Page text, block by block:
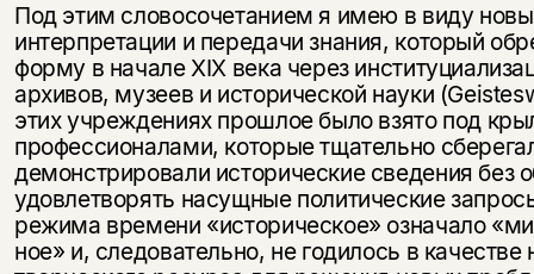
Под этим словосочетанием я имею в виду
интерпре­тации и передачи знания, который
форму в начале XIX века через
архивов, музеев и ис­торической науки
этих учреждениях прошлое было взято под
профессионалами, которые тщательно
демонстрировали исторические сведения без
удовлетворять насущные политические
режима времени «историческое» означало
ное» и, следовательно, не годилось в качестве